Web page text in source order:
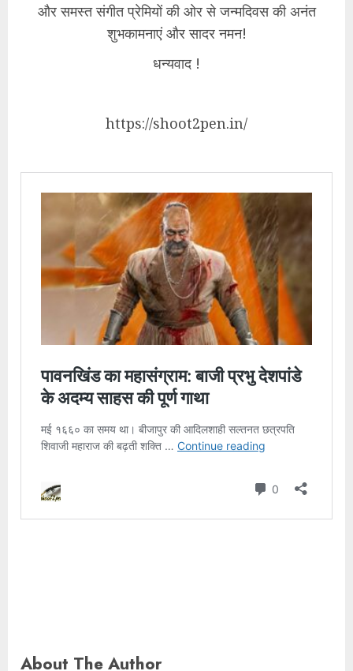
और समस्त संगीत प्रेमियों की ओर से जन्मदिवस की अनंत
शुभकामनाएं और सादर नमन!
​धन्यवाद !
https://shoot2pen.in/
About The Author